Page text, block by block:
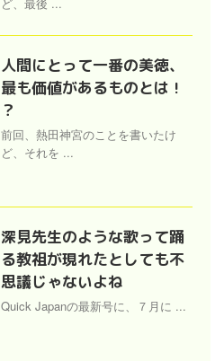
人間にとって一番の美徳、
最も価値があるものとは !
？
前回、熱田神宮のことを書いたけ
ど、それを ...
深見先生のような歌って踊
る教祖が現れたとしても不
思議じゃないよね
Quick Japanの最新号に、７月に ...